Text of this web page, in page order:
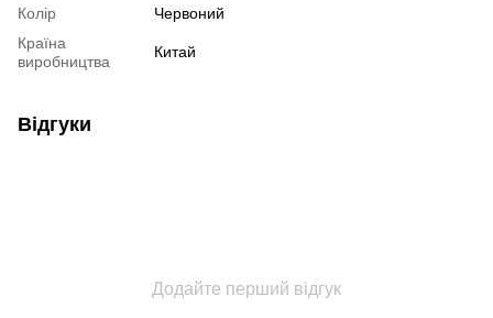
Колір
Червоний
Країна
виробництва
Китай
Відгуки
Додайте перший відгук